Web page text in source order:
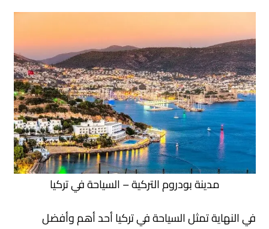
مدينة بودروم التركية – السياحة في تركيا
في النهاية تمثل السياحة في تركيا أحد أهم وأفضل